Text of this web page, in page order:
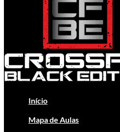
Início
Mapa de Aulas